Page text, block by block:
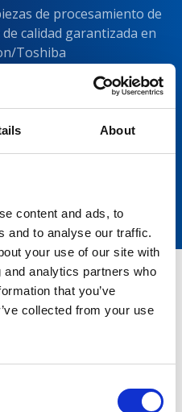
About
content and ads, to
and to analyse our traffic.
your use of our site with
analytics partners who
that you’ve
collected from your use
de procesamiento de
calidad garantizada en
Toshiba
Medical?
confían en nosotros.